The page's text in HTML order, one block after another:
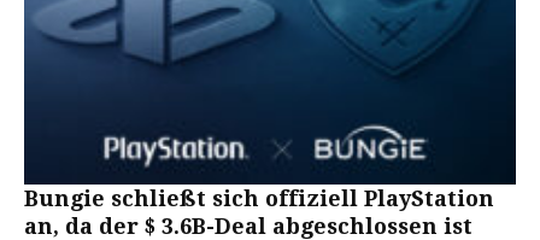
Bungie schließt sich offiziell PlayStation
an, da der $ 3.6B-Deal abgeschlossen ist